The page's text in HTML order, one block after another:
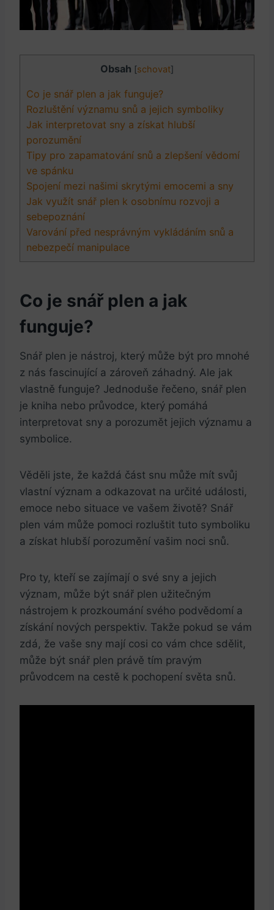
Obsah [schovat]
Co je snář plen a jak funguje?
Rozluštění významu snů a jejich symboliky
Jak interpretovat sny a získat hlubší
porozumění
Tipy pro zapamatování snů a zlepšení vědomí
ve spánku
Spojení mezi našimi skrytými emocemi a sny
Jak využít snář plen k osobnímu rozvoji a
sebepoznání
Varování před nesprávným vykládáním snů a
nebezpečí manipulace
Co je snář plen a jak
funguje?
Snář plen je nástroj, který může být pro mnohé
z nás fascinující a zároveň záhadný. Ale jak
vlastně funguje? Jednoduše řečeno, snář plen
je kniha nebo průvodce, který pomáhá
interpretovat sny a porozumět jejich významu a
symbolice.
Věděli jste, že každá část snu může mít svůj
vlastní význam a odkazovat na určité události,
emoce nebo situace ve vašem životě? Snář
plen vám může pomoci rozluštit tuto symboliku
a získat hlubší porozumění vašim noci snů.
Pro ty, kteří se zajímají o své sny a jejich
význam, může být snář plen užitečným
nástrojem k prozkoumání svého podvědomí a
získání nových perspektiv. Takže pokud se vám
zdá, že vaše sny mají cosi co vám chce sdělit,
může být snář plen právě tím pravým
průvodcem na cestě k pochopení světa snů.